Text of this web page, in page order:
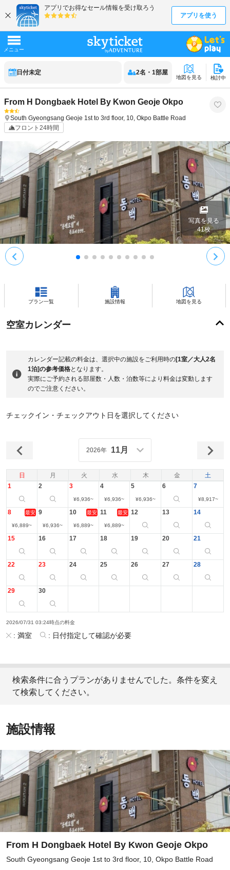
日付未定 2名 ・ 1部屋
地図を見る 検討中
From H Dongbaek Hotel By Kwon Geoje Okpo
South Gyeongsang Geoje 1st to 3rd floor, 10, Okpo Battle Road
フロント24時間
写真を見る
41枚
プラン一覧 施設情報 地図を見る
空室カレンダー
カレンダー記載の料金は、選択中の施設をご利用時の[1室／大人2名
1泊]の参考価格となります。
実際にご予約される部屋数・人数・泊数等により料金は変動します
のでご注意ください。
チェックイン・チェックアウト日を選択してください
日 月 火 水 木 金 土
2026年 11月
1 2 3
¥6,936~
4
¥6,936~
5
¥6,936~
6 7
¥8,917~
8 最安
¥6,889~
9
¥6,936~
10 最安
¥6,889~
11 最安
¥6,889~
12 13 14
15 16 17 18 19 20 21
22 23 24 25 26 27 28
29 30
2026/07/31 03:24時点の料金
: 満室 : 日付指定して確認が必要
検索条件に合うプランがありませんでした。条件を変え
て検索してください。
施設情報
From H Dongbaek Hotel By Kwon Geoje Okpo
South Gyeongsang Geoje 1st to 3rd floor, 10, Okpo Battle Road